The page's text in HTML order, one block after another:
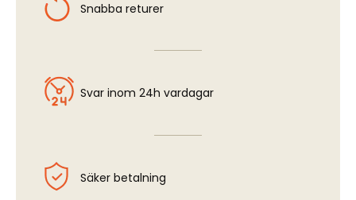
Snabba returer
Svar inom 24h vardagar
Säker betalning